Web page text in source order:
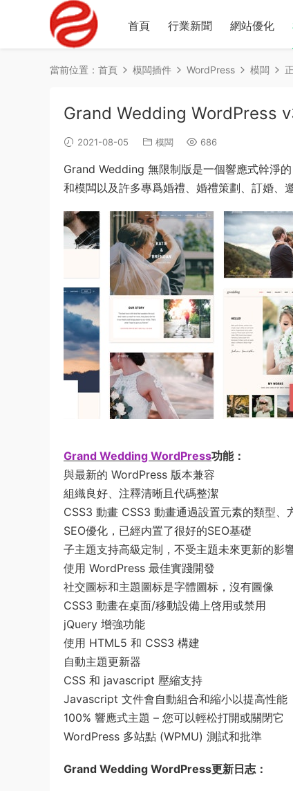
首頁 行業新聞 網站優化
當前位置： 首頁 模闆插件 WordPress 模闆
Grand Wedding WordPress
2021-08-05 模闆 686
Grand Wedding 無限制版是一個響應式幹淨
和模闆以及許多專爲婚禮、婚禮策劃、訂婚、
Grand Wedding WordPress功能：
與最新的 WordPress 版本兼容
組織良好、注釋清晰且代碼整潔
CSS3 動畫 CSS3 動畫通過設置元素的類型、
SEO優化，已經内置了很好的SEO基礎
子主題支持高級定制，不受主題未來更新的影
使用 WordPress 最佳實踐開發
社交圖标和主題圖标是字體圖标，沒有圖像
CSS3 動畫在桌面/移動設備上啓用或禁用
jQuery 增強功能
使用 HTML5 和 CSS3 構建
自動主題更新器
CSS 和 javascript 壓縮支持
Javascript 文件會自動組合和縮小以提高性能
100% 響應式主題 – 您可以輕松打開或關閉它
WordPress 多站點 (WPMU) 測試和批準
Grand Wedding WordPress更新日志：